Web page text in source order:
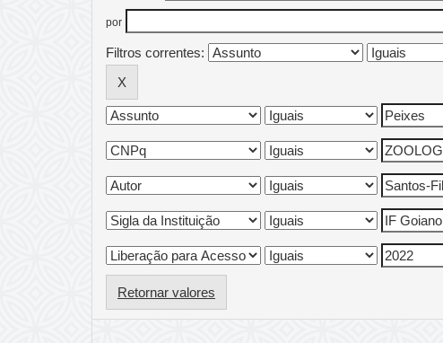
por
Filtros correntes:
Retornar valores